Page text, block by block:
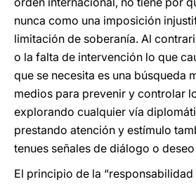
nunca como una imposición
limitación de soberanía. Al
o la falta de intervención lo que
que se necesita es una búsqueda
medios para prevenir y controlar
explorando cualquier vía
prestando atención y estímulo
tenues señales de diálogo o
El principio de la